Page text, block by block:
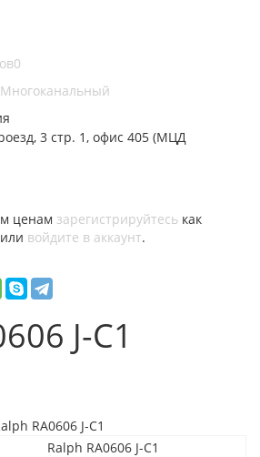
0
Многоканальный
3 стр. 1, офис 405 (МЦД
ценам зарегистрируйтесь как
войдите в аккаунт.
J-C1
RA0606 J-C1
Ralph RA0606 J-C1